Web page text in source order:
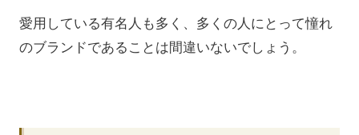
愛用している有名人も多く、多くの人にとって憧れ
のブランドであることは間違いないでしょう。